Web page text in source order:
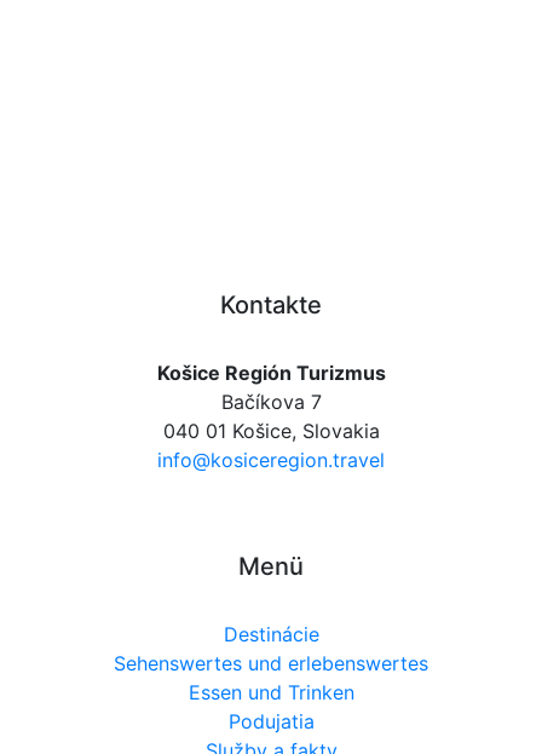
Kontakte
Košice Región Turizmus
Bačíkova 7
040 01 Košice, Slovakia
info@kosiceregion.travel
Menü
Destinácie
Sehenswertes und erlebenswertes
Essen und Trinken
Podujatia